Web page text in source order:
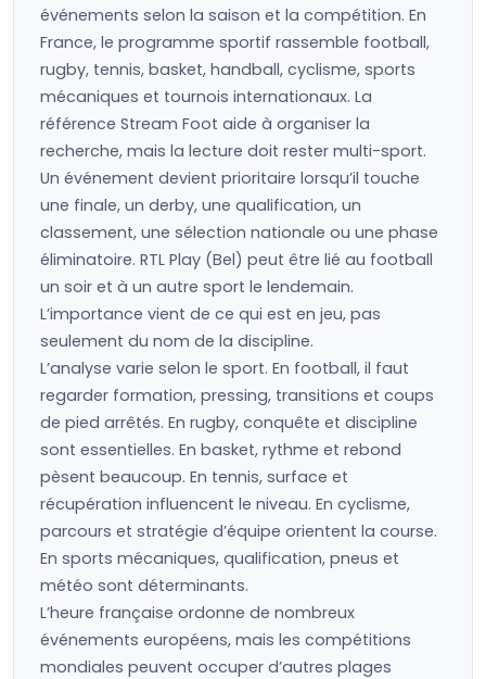
événements selon la saison et la compétition. En
France, le programme sportif rassemble football,
rugby, tennis, basket, handball, cyclisme, sports
mécaniques et tournois internationaux. La
référence Stream Foot aide à organiser la
recherche, mais la lecture doit rester multi-sport.
Un événement devient prioritaire lorsqu’il touche
une finale, un derby, une qualification, un
classement, une sélection nationale ou une phase
éliminatoire. RTL Play (Bel) peut être lié au football
un soir et à un autre sport le lendemain.
L’importance vient de ce qui est en jeu, pas
seulement du nom de la discipline.
L’analyse varie selon le sport. En football, il faut
regarder formation, pressing, transitions et coups
de pied arrêtés. En rugby, conquête et discipline
sont essentielles. En basket, rythme et rebond
pèsent beaucoup. En tennis, surface et
récupération influencent le niveau. En cyclisme,
parcours et stratégie d’équipe orientent la course.
En sports mécaniques, qualification, pneus et
météo sont déterminants.
L’heure française ordonne de nombreux
événements européens, mais les compétitions
mondiales peuvent occuper d’autres plages